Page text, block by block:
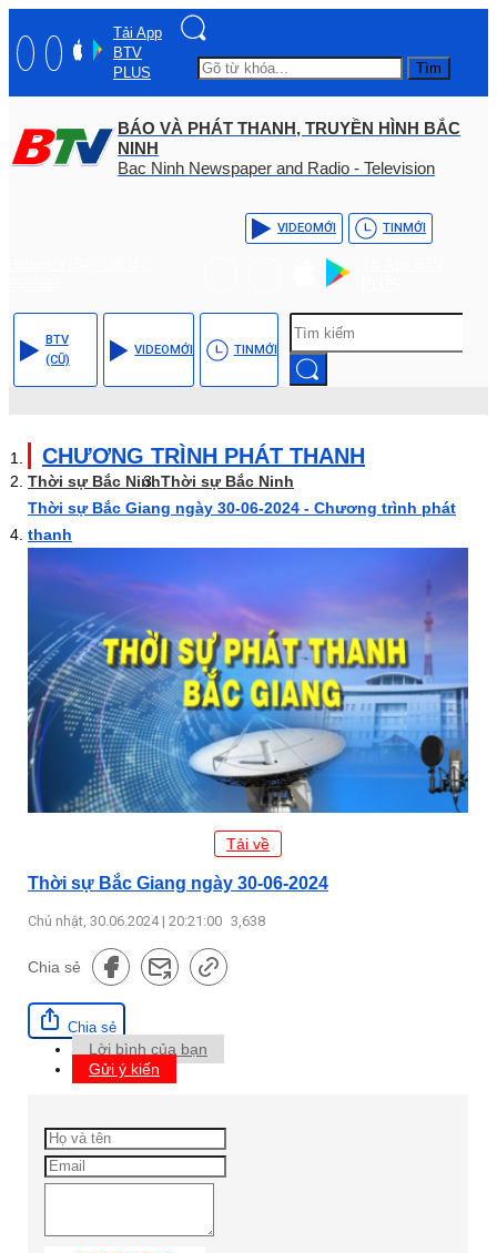
Tải App
BTV
PLUS
Tìm
BÁO VÀ PHÁT THANH, TRUYỀN HÌNH BẮC
NINH
Bac Ninh Newspaper and Radio - Television
VIDEOMỚI TINMỚI
BTV
(CŨ)
VIDEOMỚI TINMỚI
CHƯƠNG TRÌNH PHÁT THANH
Thời sự Bắc NinhThời sự Bắc Ninh
Thời sự Bắc Giang ngày 30-06-2024 - Chương trình phát
thanh
Tải về
Thời sự Bắc Giang ngày 30-06-2024
Chủ nhật, 30.06.2024 | 20:21:00 3,638
Chia sẻ
Chia sẻ
Lời bình của bạn
Gửi ý kiến